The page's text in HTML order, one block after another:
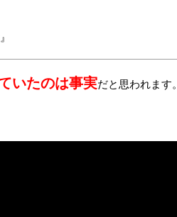
いたのは事実だと思われます。